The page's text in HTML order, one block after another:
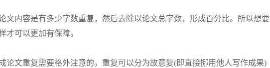
文内容是有多少字数重复，然后去除以论文总字数，形成百分比。所以想要
才可以更加有保障。
论文重复需要格外注意的。重复可以分为故意复(即直接挪用他人写作成果)